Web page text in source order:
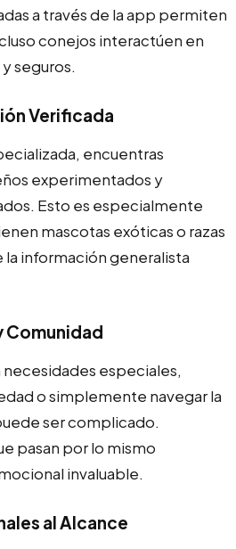
a través de la app permiten
conejos interactúen en
seguros.
Verificada
encuentras
experimentados y
Esto es especialmente
mascotas exóticas o razas
información generalista
Comunidad
necesidades especiales,
o simplemente navegar la
ser complicado.
pasan por lo mismo
invaluable.
al Alcance